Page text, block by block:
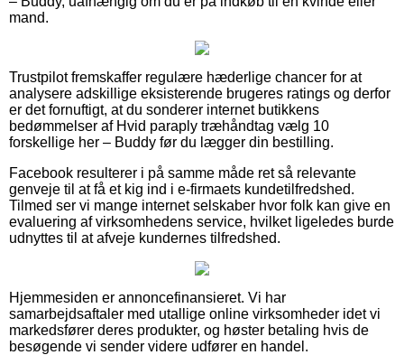
mand.
Trustpilot fremskaffer regulære hæderlige chancer for at
analysere adskillige eksisterende brugeres ratings og derfor
er det fornuftigt, at du sonderer internet butikkens
bedømmelser af Hvid paraply træhåndtag vælg 10
forskellige her – Buddy før du lægger din bestilling.
Facebook resulterer i på samme måde ret så relevante
genveje til at få et kig ind i e-firmaets kundetilfredshed.
Tilmed ser vi mange internet selskaber hvor folk kan give en
evaluering af virksomhedens service, hvilket ligeledes burde
udnyttes til at afveje kundernes tilfredshed.
Hjemmesiden er annoncefinansieret. Vi har
samarbejdsaftaler med utallige online virksomheder idet vi
markedsfører deres produkter, og høster betaling hvis de
besøgende vi sender videre udfører en handel.